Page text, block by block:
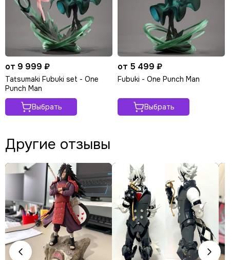
от 9 999 ₽
Tatsumaki Fubuki set - One
Punch Man
Выбрать
от 5 499 ₽
Fubuki - One Punch Man
Выбрать
Другие отзывы